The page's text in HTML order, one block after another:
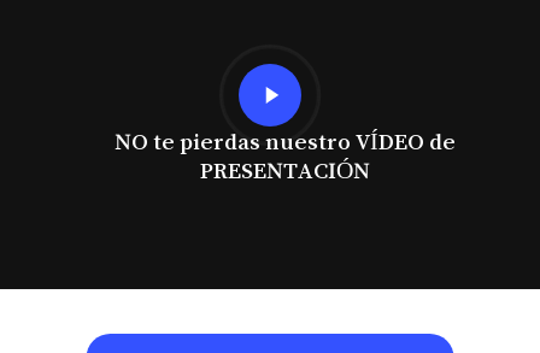
Play
Video
NO te pierdas nuestro VÍDEO de
PRESENTACIÓN